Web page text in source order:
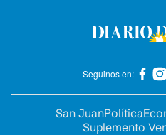
Seguinos en:
San JuanPolítica
Suplemento